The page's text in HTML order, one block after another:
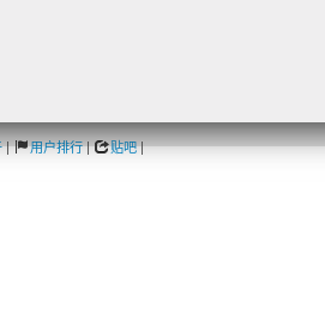
| 用户排行| 贴吧|